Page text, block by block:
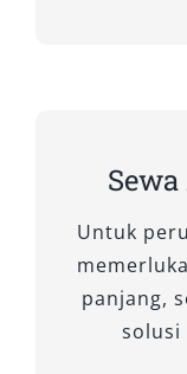
Model ini
teknologi
(Continuous
kendaraan ini
berkendara
premium
mutiara
Untuk
panjang,
solusi